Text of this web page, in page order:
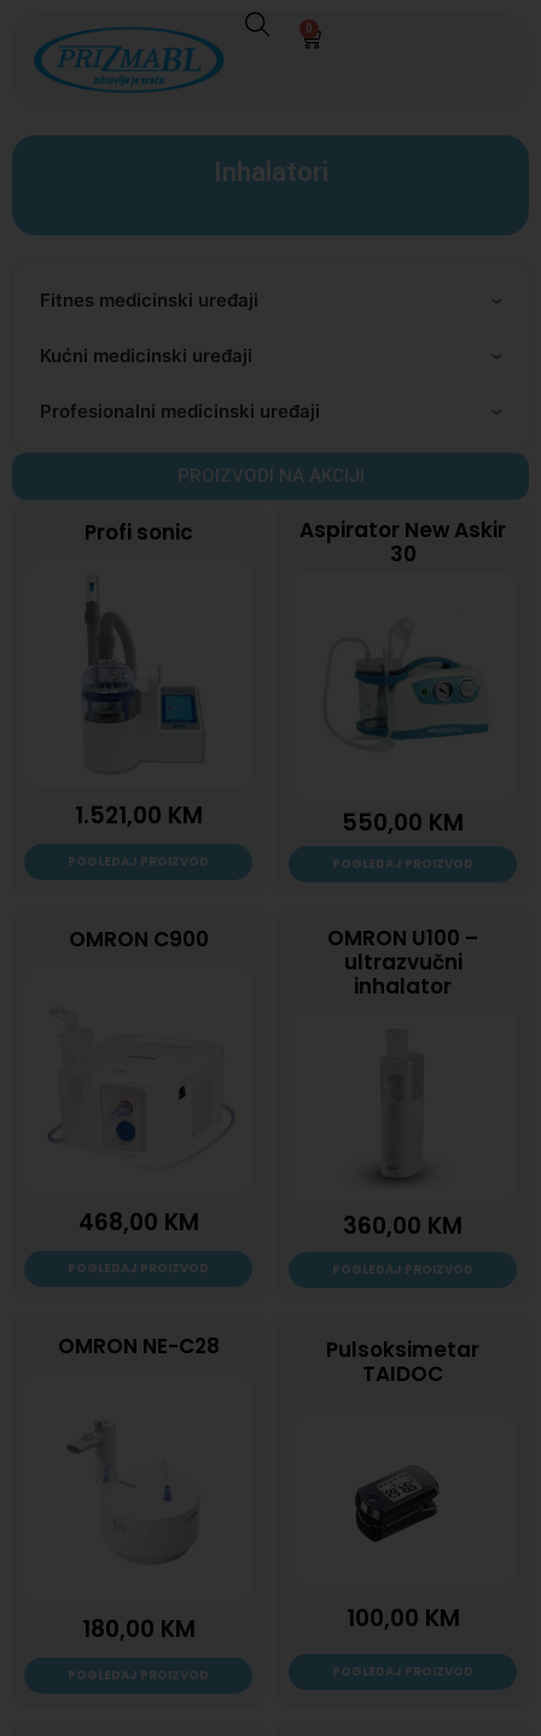
0
Inhalatori
Fitnes medicinski uređaji
Kućni medicinski uređaji
Profesionalni medicinski uređaji
PROIZVODI NA AKCIJI
Profi sonic
1.521,00 KM
POGLEDAJ PROIZVOD
Aspirator New Askir
30
550,00 KM
POGLEDAJ PROIZVOD
OMRON C900
468,00 KM
POGLEDAJ PROIZVOD
OMRON U100 –
ultrazvučni
inhalator
360,00 KM
POGLEDAJ PROIZVOD
OMRON NE-C28
180,00 KM
POGLEDAJ PROIZVOD
Pulsoksimetar
TAIDOC
100,00 KM
POGLEDAJ PROIZVOD